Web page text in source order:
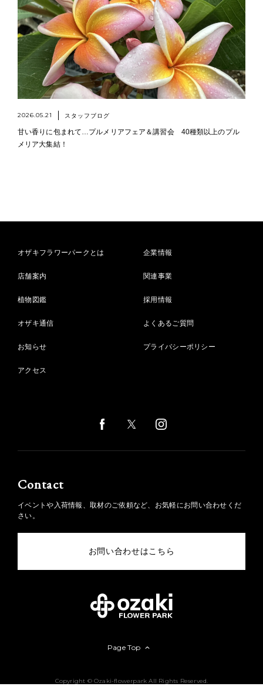
2026.05.21 スタッフブログ
甘い香りに包まれて…プルメリアフェア＆講習会 40種類以上のプル
メリア大集結！
オザキフラワーパークとは
店舗案内
植物図鑑
オザキ通信
お知らせ
アクセス
企業情報
関連事業
採用情報
よくあるご質問
プライバシーポリシー
Contact
イベントや入荷情報、取材のご依頼など、お気軽にお問い合わせくだ
さい。
お問い合わせはこちら
Copyright © Ozaki-flowerpark All Rights Reserved.
Page Top